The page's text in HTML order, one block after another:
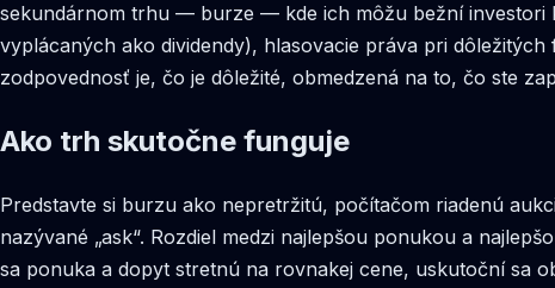
sekundárnom trhu — burze — kde ich môžu bežní investori
vyplácaných ako dividendy), hlasovacie práva pri
zodpovednosť je, čo je dôležité, obmedzená na to, čo ste
Ako trh skutočne funguje
Predstavte si burzu ako nepretržitú, počítačom riadenú
nazývané „ask“. Rozdiel medzi najlepšou ponukou a
sa ponuka a dopyt stretnú na rovnakej cene, uskutoční sa